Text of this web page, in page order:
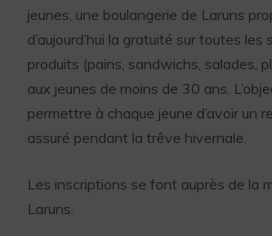
jeunes, une boulangerie de Laruns
d’aujourd’hui la gratuité sur toutes les
produits (pains, sandwichs, salades,
aux jeunes de moins de 30 ans.
permettre à chaque jeune d’avoir un
assuré pendant la trêve hivernale.
Les inscriptions se font auprès de la
Laruns.